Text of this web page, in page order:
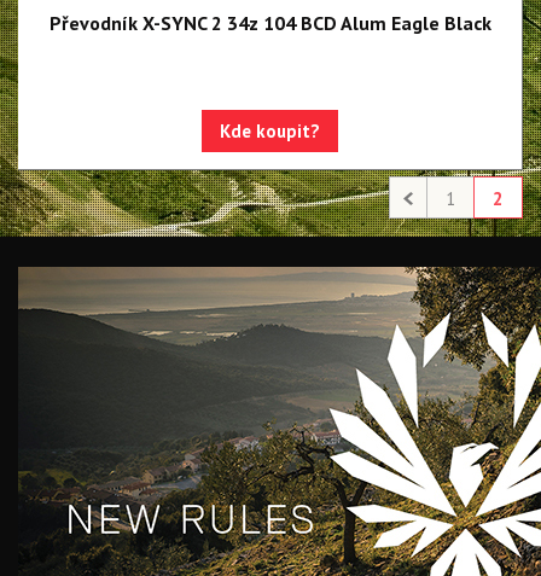
XX1 Eagle
SX Eagle
X01DH
GX
GX DH
Hammerhead Karoo
Red XPLR AXS E1
Red AXS E1
Převodník X-SYNC 2 34z 104 BCD Alum Eagle Black
Kde koupit?
1 2